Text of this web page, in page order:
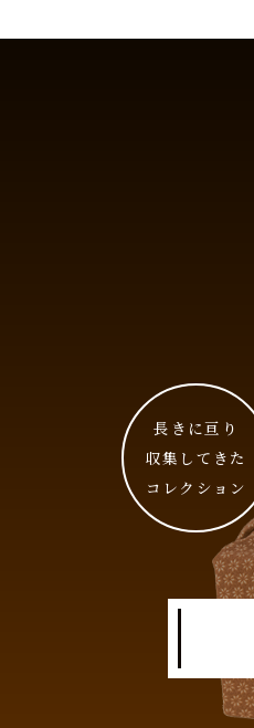
長きに亘り
収集してきた
コレクション